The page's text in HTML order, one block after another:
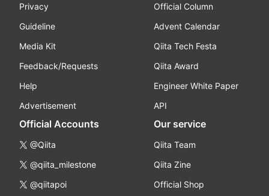
Privacy
Guideline
Media Kit
Feedback/Requests
Help
Advertisement
Official Column
Advent Calendar
Qiita Tech Festa
Qiita Award
Engineer White Paper
API
Official Accounts
@Qiita
@qiita_milestone
@qiitapoi
Our service
Qiita Team
Qiita Zine
Official Shop